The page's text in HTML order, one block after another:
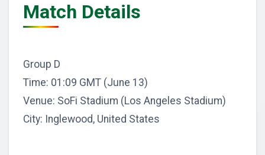
Match Details
Group D
Time: 01:09 GMT (June 13)
Venue: SoFi Stadium (Los Angeles Stadium)
City: Inglewood, United States